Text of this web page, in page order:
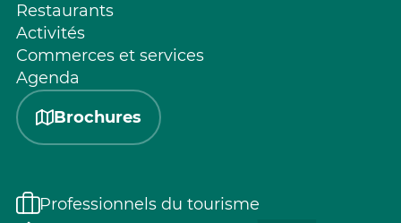
Restaurants
Activités
Commerces et services
Agenda
Brochures
Professionnels du tourisme